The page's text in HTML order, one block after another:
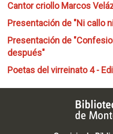
Cantor criollo Marcos
Presentación de "Ni callo
Presentación de
después"
Poetas del virreinato 4 -